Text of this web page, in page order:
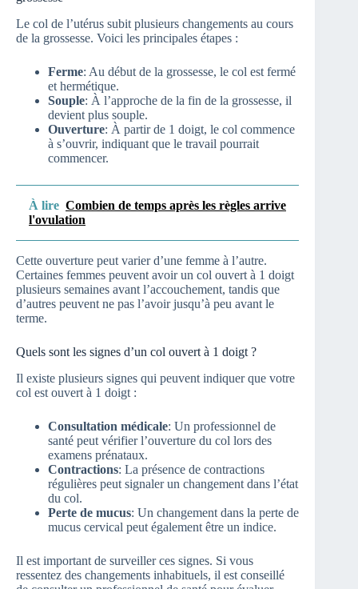
Le col de l’utérus subit plusieurs changements au cours
de la grossesse. Voici les principales étapes :
Ferme: Au début de la grossesse, le col est fermé
et hermétique.
Souple: À l’approche de la fin de la grossesse, il
devient plus souple.
Ouverture: À partir de 1 doigt, le col commence
à s’ouvrir, indiquant que le travail pourrait
commencer.
À lire Combien de temps après les règles arrive
l'ovulation
Cette ouverture peut varier d’une femme à l’autre.
Certaines femmes peuvent avoir un col ouvert à 1 doigt
plusieurs semaines avant l’accouchement, tandis que
d’autres peuvent ne pas l’avoir jusqu’à peu avant le
terme.
Quels sont les signes d’un col ouvert à 1 doigt ?
Il existe plusieurs signes qui peuvent indiquer que votre
col est ouvert à 1 doigt :
Consultation médicale: Un professionnel de
santé peut vérifier l’ouverture du col lors des
examens prénataux.
Contractions: La présence de contractions
régulières peut signaler un changement dans l’état
du col.
Perte de mucus: Un changement dans la perte de
mucus cervical peut également être un indice.
Il est important de surveiller ces signes. Si vous
ressentez des changements inhabituels, il est conseillé